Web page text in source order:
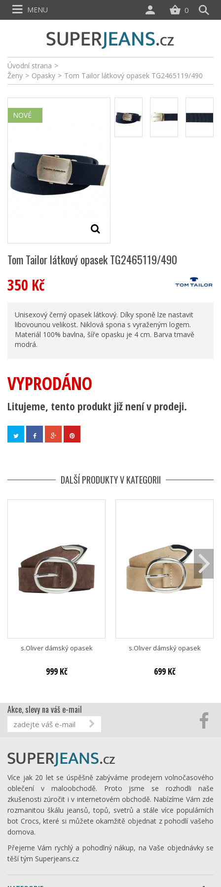
Úvodní strana >
Ženy > Opasky > Tom Tailor látkový opasek TG2465119/490
NOVÉ
Tom Tailor látkový opasek TG2465119/490
350 Kč
Unisexový černý opasek látkový. Díky sponě lze nastavit
libovounou velikost. Niklová spona s vyraženým logem.
Materiál 100% bavlna, šíře opasku je 4 cm. Barva tmavě
modrá.
VYPRODÁNO
Litujeme, tento produkt již není v prodeji.
DALŠÍ PRODUKTY V KATEGORII
s.Oliver dámský opasek
999 Kč
s.Oliver dámský opasek
699 Kč
0
MENU
Akce, slevy na váš e-mail
Více jak 20 let se úspěšně zabýváme prodejem volnočasového
oblečení v maloobchodě. Proto jsme se rozhodli naše
zkušenosti zúročit i v internetovém obchodě. Nabízíme Vám zde
rozmanitou škálu jeansů, topů, svetrů a stále více populárních
bot Crocs, které si můžete okamžitě objednat z pohodlí vašeho
domova.
Přejeme Vám rychlý a pohodlný nákup, na Vaše objednávky se
těší tým Superjeans.cz